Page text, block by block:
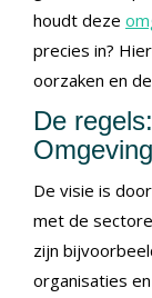
houdt deze
precies in?
oorzaken en
De
De visie is
met de
zijn
organisaties